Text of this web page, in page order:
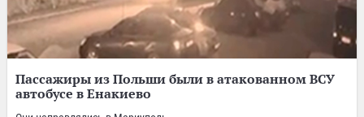
Пассажиры из Польши были в атакованном ВСУ
автобусе в Енакиево